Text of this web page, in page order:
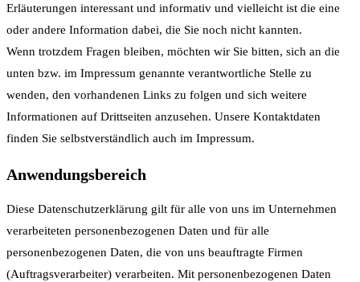
Erläuterungen interessant und informativ und vielleicht ist die eine
oder andere Information dabei, die Sie noch nicht kannten.
Wenn trotzdem Fragen bleiben, möchten wir Sie bitten, sich an die
unten bzw. im Impressum genannte verantwortliche Stelle zu
wenden, den vorhandenen Links zu folgen und sich weitere
Informationen auf Drittseiten anzusehen. Unsere Kontaktdaten
finden Sie selbstverständlich auch im Impressum.
Anwendungsbereich
Diese Datenschutzerklärung gilt für alle von uns im Unternehmen
verarbeiteten personenbezogenen Daten und für alle
personenbezogenen Daten, die von uns beauftragte Firmen
(Auftragsverarbeiter) verarbeiten. Mit personenbezogenen Daten